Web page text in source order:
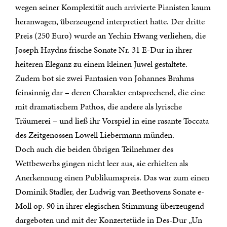
wegen seiner Komplexität auch arrivierte Pianisten kaum
heranwagen, überzeugend interpretiert hatte. Der dritte
Preis (250 Euro) wurde an Yechin Hwang verliehen, die
Joseph Haydns frische Sonate Nr. 31 E-Dur in ihrer
heiteren Eleganz zu einem kleinen Juwel gestaltete.
Zudem bot sie zwei Fantasien von Johannes Brahms
feinsinnig dar – deren Charakter entsprechend, die eine
mit dramatischem Pathos, die andere als lyrische
Träumerei – und ließ ihr Vorspiel in eine rasante Toccata
des Zeitgenossen Lowell Liebermann münden.
Doch auch die beiden übrigen Teilnehmer des
Wettbewerbs gingen nicht leer aus, sie erhielten als
Anerkennung einen Publikumspreis. Das war zum einen
Dominik Stadler, der Ludwig van Beethovens Sonate e-
Moll op. 90 in ihrer elegischen Stimmung überzeugend
dargeboten und mit der Konzertetüde in Des-Dur „Un